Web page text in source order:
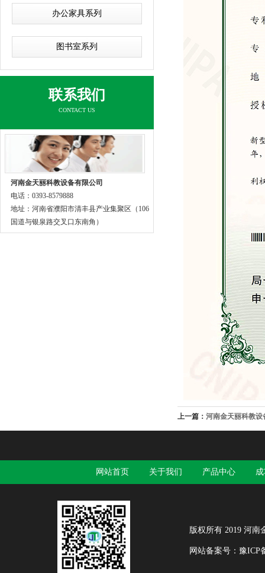
办公家具系列
图书室系列
联系我们
CONTACT US
河南金天丽科教设备有限公司
电话：0393-8579888
地址：河南省濮阳市清丰县产业集聚区（106
国道与银泉路交叉口东南角）
上一篇： 河南金天丽科教设
网站首页 关于我们 产品中心
版权所有 2019 河南
网站备案号： 豫ICP